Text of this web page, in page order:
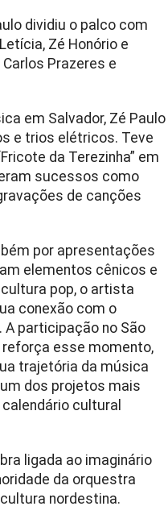
dividiu o palco com
Zé Honório e
Prazeres e
em Salvador, Zé Paulo
e trios elétricos. Teve
da Terezinha” em
sucessos como
de canções
por apresentações
elementos cênicos e
pop, o artista
conexão com o
A participação no São
esse momento,
trajetória da música
dos projetos mais
cultural
ligada ao imaginário
da orquestra
nordestina.